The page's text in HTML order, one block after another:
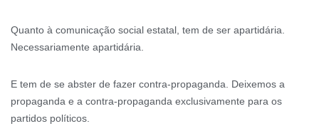
Quanto à comunicação social estatal, tem de ser apartidária.
Necessariamente apartidária.
E tem de se abster de fazer contra-propaganda. Deixemos a
propaganda e a contra-propaganda exclusivamente para os
partidos políticos.